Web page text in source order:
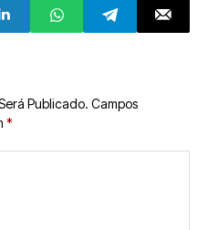
Publicado. Campos
*